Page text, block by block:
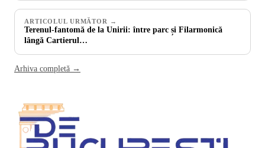
ARTICOLUL URMĂTOR →
Terenul-fantomă de la Unirii: între parc și Filarmonică
lângă Cartierul…
Arhiva completă →